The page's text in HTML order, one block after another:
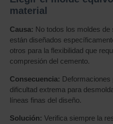
material
Causa: No todos los moldes de
están diseñados
otros para la flexibilidad que
compresión del cemento.
Consecuencia: Deformaciones
dificultad extrema para
líneas finas del diseño.
Solución: Verifica siempre la